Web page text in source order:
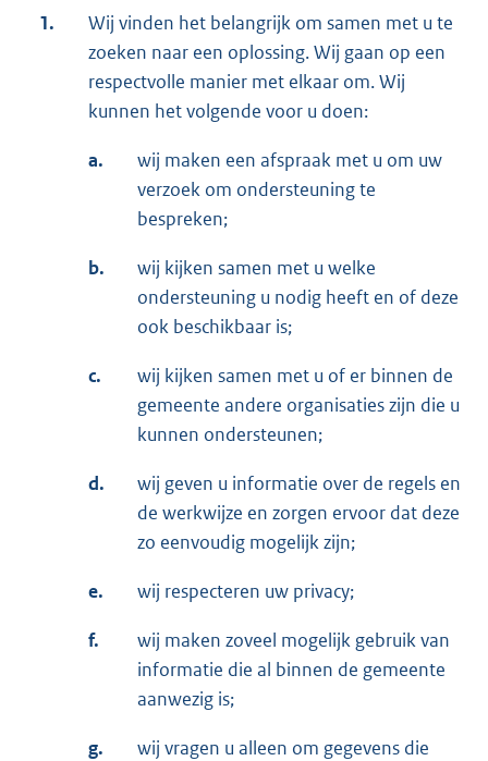
1.
Wij vinden het belangrijk om samen met u te
zoeken naar een oplossing. Wij gaan op een
respectvolle manier met elkaar om. Wij
kunnen het volgende voor u doen:
a.
wij maken een afspraak met u om uw
verzoek om ondersteuning te
bespreken;
b.
wij kijken samen met u welke
ondersteuning u nodig heeft en of deze
ook beschikbaar is;
c.
wij kijken samen met u of er binnen de
gemeente andere organisaties zijn die u
kunnen ondersteunen;
d.
wij geven u informatie over de regels en
de werkwijze en zorgen ervoor dat deze
zo eenvoudig mogelijk zijn;
e. wij respecteren uw privacy;
f.
wij maken zoveel mogelijk gebruik van
informatie die al binnen de gemeente
aanwezig is;
g.
wij vragen u alleen om gegevens die